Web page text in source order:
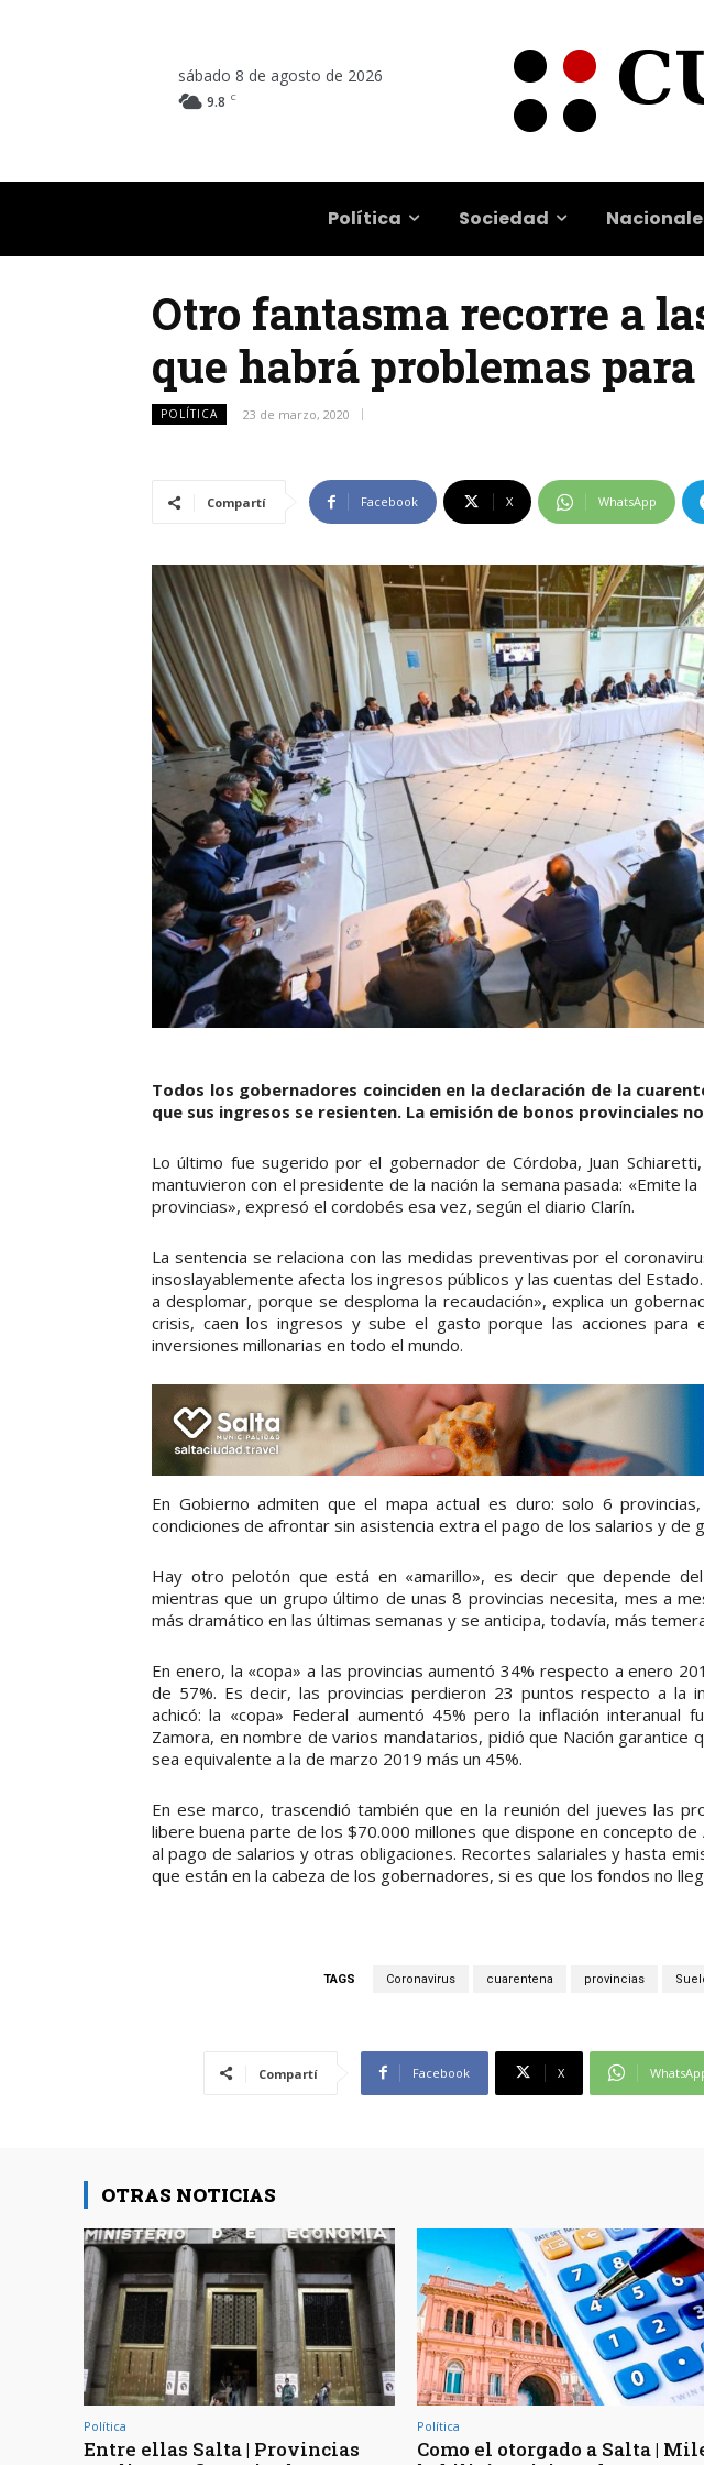
sábado 8 de agosto de 2026
9.8 C
Política Sociedad
Otro fantasma recorre a
que habrá problemas
POLÍTICA 23 de marzo, 2020
Compartí Facebook X WhatsApp
Todos los gobernadores coinciden en la declaración de la
que sus ingresos se resienten. La emisión de bonos provinciales
Lo último fue sugerido por el gobernador de Córdoba, Juan
mantuvieron con el presidente de la nación la semana pasada: «Emite
provincias», expresó el cordobés esa vez, según el diario Clarín.
La sentencia se relaciona con las medidas preventivas por el
insoslayablemente afecta los ingresos públicos y las cuentas del
a desplomar, porque se desploma la recaudación», explica un
crisis, caen los ingresos y sube el gasto porque las acciones para
inversiones millonarias en todo el mundo.
En Gobierno admiten que el mapa actual es duro: solo 6
condiciones de afrontar sin asistencia extra el pago de los salarios y de
Hay otro pelotón que está en «amarillo», es decir que depende
mientras que un grupo último de unas 8 provincias necesita, mes a
más dramático en las últimas semanas y se anticipa, todavía, más
En enero, la «copa» a las provincias aumentó 34% respecto a enero
de 57%. Es decir, las provincias perdieron 23 puntos respecto a la
achicó: la «copa» Federal aumentó 45% pero la inflación interanual
Zamora, en nombre de varios mandatarios, pidió que Nación garantice
sea equivalente a la de marzo 2019 más un 45%.
En ese marco, trascendió también que en la reunión del jueves las
libere buena parte de los $70.000 millones que dispone en concepto
al pago de salarios y otras obligaciones. Recortes salariales y hasta
que están en la cabeza de los gobernadores, si es que los fondos no
TAGS Coronavirus cuarentena provincias
Compartí Facebook X
OTRAS NOTICIAS
Política
Entre ellas Salta | Provincias
Política
Como el otorgado a Salta |